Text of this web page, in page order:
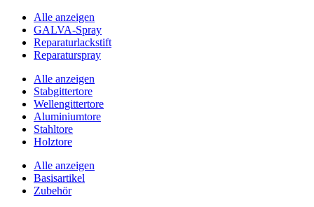
Alle anzeigen
GALVA-Spray
Reparaturlackstift
Reparaturspray
Alle anzeigen
Stabgittertore
Wellengittertore
Aluminiumtore
Stahltore
Holztore
Alle anzeigen
Basisartikel
Zubehör